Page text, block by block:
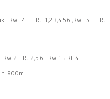
Rw 4 : Rt 1,2,3,4,5,6.,Rw 5 : Rt
2 : Rt 2,5,6., Rw 1 : Rt 4
800m